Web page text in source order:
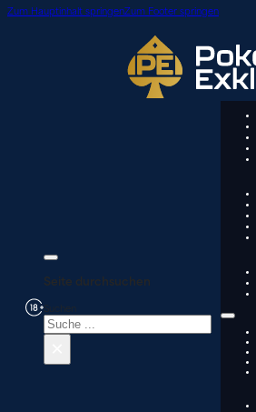
Zum Hauptinhalt springenZum Footer springen
Seite durchsuchen